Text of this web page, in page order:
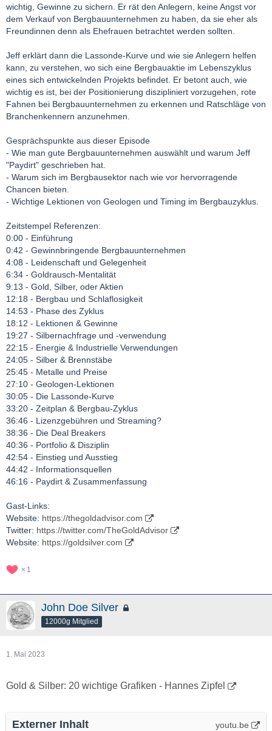
wichtig, Gewinne zu sichern. Er rät den Anlegern, keine Angst vor
dem Verkauf von Bergbauunternehmen zu haben, da sie eher als
Freundinnen denn als Ehefrauen betrachtet werden sollten.
Jeff erklärt dann die Lassonde-Kurve und wie sie Anlegern helfen
kann, zu verstehen, wo sich eine Bergbauaktie im Lebenszyklus
eines sich entwickelnden Projekts befindet. Er betont auch, wie
wichtig es ist, bei der Positionierung diszipliniert vorzugehen, rote
Fahnen bei Bergbauunternehmen zu erkennen und Ratschläge von
Branchenkennern anzunehmen.
Gesprächspunkte aus dieser Episode
- Wie man gute Bergbauunternehmen auswählt und warum Jeff
"Paydirt" geschrieben hat.
- Warum sich im Bergbausektor nach wie vor hervorragende
Chancen bieten.
- Wichtige Lektionen von Geologen und Timing im Bergbauzyklus.
Zeitstempel Referenzen:
0:00 - Einführung
0:42 - Gewinnbringende Bergbauunternehmen
4:08 - Leidenschaft und Gelegenheit
6:34 - Goldrausch-Mentalität
9:13 - Gold, Silber, oder Aktien
12:18 - Bergbau und Schlaflosigkeit
14:53 - Phase des Zyklus
18:12 - Lektionen & Gewinne
19:27 - Silbernachfrage und -verwendung
22:15 - Energie & Industrielle Verwendungen
24:05 - Silber & Brennstäbe
25:45 - Metalle und Preise
27:10 - Geologen-Lektionen
30:05 - Die Lassonde-Kurve
33:20 - Zeitplan & Bergbau-Zyklus
36:46 - Lizenzgebühren und Streaming?
38:36 - Die Deal Breakers
40:36 - Portfolio & Disziplin
42:54 - Einstieg und Ausstieg
44:42 - Informationsquellen
46:16 - Paydirt & Zusammenfassung
Gast-Links:
Website: https://thegoldadvisor.com
Twitter: https://twitter.com/TheGoldAdvisor
Website: https://goldsilver.com
1
John Doe Silver
12000g Mitglied
1. Mai 2023
Gold & Silber: 20 wichtige Grafiken - Hannes Zipfel
Externer Inhalt youtu.be